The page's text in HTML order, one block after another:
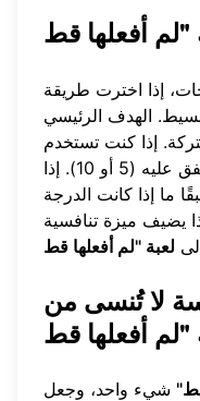
إذا اخترت طريقة
بسيط. الهدف الرئيسي
إذا كنت تستخدم
الأصابع، فتذكر العدد المبدئي المتفق عليه (5 أو 10). إذا
ما إذا كانت الدرجة
يضيف ميزة تنافسية
لا تُنسى من
شيء واحد، وجعل